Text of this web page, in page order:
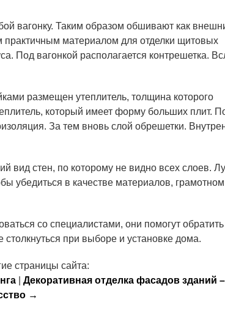
вагонку. Таким образом обшивают как
практичным материалом для отделки щитовых
Под вагонкой располагается контрешетка.
размещен утеплитель, толщина которого
который имеет форму больших плит.
За тем вновь слой обрешетки.
вид стен, по которому не видно всех слоев.
убедиться в качестве материалов, грамотном
со специалистами, они помогут обратить
при выборе и установке дома.
страницы сайта:
Декоративная отделка фасадов зданий
→